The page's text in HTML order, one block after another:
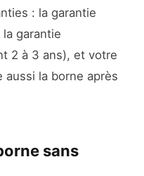
: la garantie
garantie
2 à 3 ans), et votre
aussi la borne après
sans